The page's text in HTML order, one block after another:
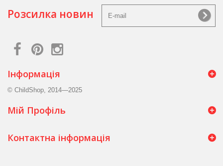
Розсилка новин
Інформація
© ChildShop, 2014—2025
Мій Профіль
Контактна інформація